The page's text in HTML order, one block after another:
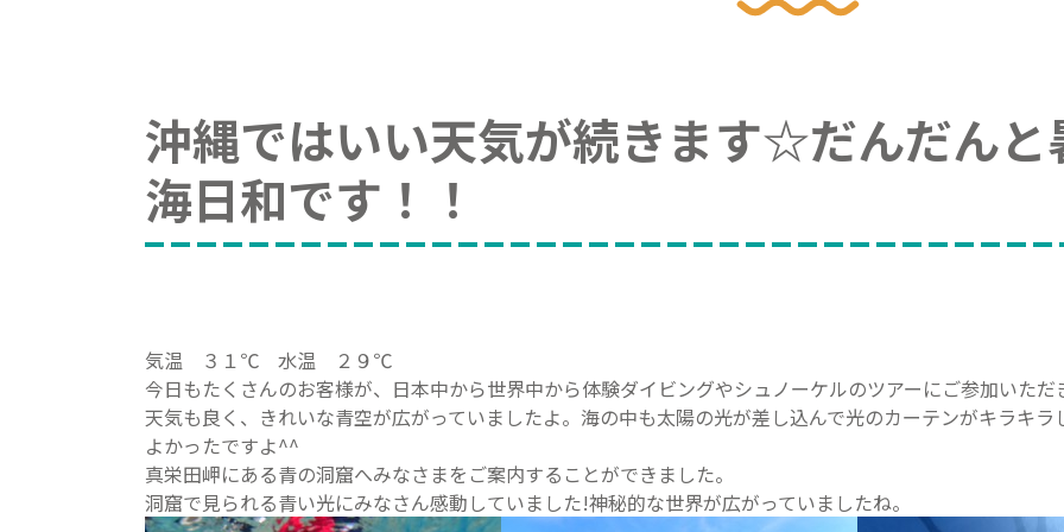
沖縄ではいい天気が続きます☆だんだんと
海日和です！！
気温 ３１℃ 水温 ２９℃
今日もたくさんのお客様が、日本中から世界中から体験ダイビングやシュノーケルのツアーにご参加いた
天気も良く、きれいな青空が広がっていましたよ。海の中も太陽の光が差し込んで光のカーテンがキラキ
よかったですよ^^
真栄田岬にある青の洞窟へみなさまをご案内することができました。
洞窟で見られる青い光にみなさん感動していました!神秘的な世界が広がっていましたね。